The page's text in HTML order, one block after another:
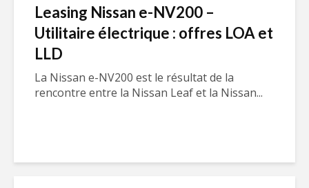
Leasing Nissan e-NV200 –
Utilitaire électrique : offres LOA et
LLD
La Nissan e-NV200 est le résultat de la
rencontre entre la Nissan Leaf et la Nissan...